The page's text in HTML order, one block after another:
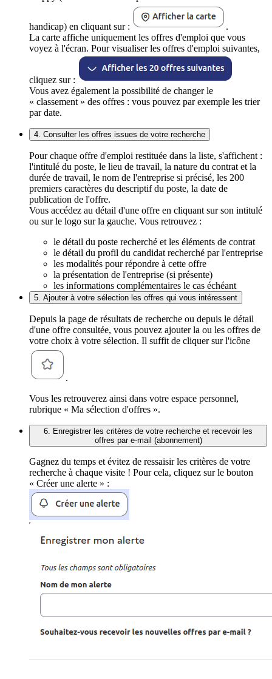
handicap) en cliquant sur :
.
La carte affiche uniquement les offres d'emploi que vous
voyez à l'écran. Pour visualiser les offres d'emploi suivantes,
cliquez sur :
Vous avez également la possibilité de changer le
« classement » des offres : vous pouvez par exemple les trier
par date.
4. Consulter les offres issues de votre recherche
Pour chaque offre d'emploi restituée dans la liste, s'affichent :
l'intitulé du poste, le lieu de travail, la nature du contrat et la
durée de travail, le nom de l'entreprise si précisé, les 200
premiers caractères du descriptif du poste, la date de
publication de l'offre.
Vous accédez au détail d'une offre en cliquant sur son intitulé
ou sur le logo sur la gauche. Vous retrouvez :
le détail du poste recherché et les éléments de contrat
le détail du profil du candidat recherché par l'entreprise
les modalités pour répondre à cette offre
la présentation de l'entreprise (si présente)
les informations complémentaires le cas échéant
5. Ajouter à votre sélection les offres qui vous intéressent
Depuis la page de résultats de recherche ou depuis le détail
d'une offre consultée, vous pouvez ajouter la ou les offres de
votre choix à votre sélection. Il suffit de cliquer sur l'icône
.
Vous les retrouverez ainsi dans votre espace personnel,
rubrique « Ma sélection d'offres ».
6. Enregistrer les critères de votre recherche et recevoir les
offres par e-mail (abonnement)
Gagnez du temps et évitez de ressaisir les critères de votre
recherche à chaque visite ! Pour cela, cliquez sur le bouton
« Créer une alerte » :